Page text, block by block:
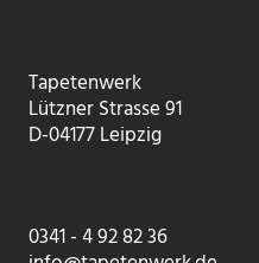
Tapetenwerk
Lützner Strasse 91
D-04177Leipzig
0341 - 4 92 82 36